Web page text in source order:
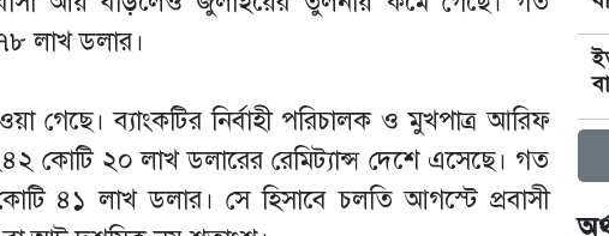
লাখ ডলার।
গেছে। ব্যাংকটির নির্বাহী পরিচালক ও মুখপাত্র আরিফ
কোটি ২০ লাখ ডলারের রেমিট্যান্স দেশে এসেছে। গত
৪১ লাখ ডলার। সে হিসাবে চলতি আগস্টে প্রবাসী